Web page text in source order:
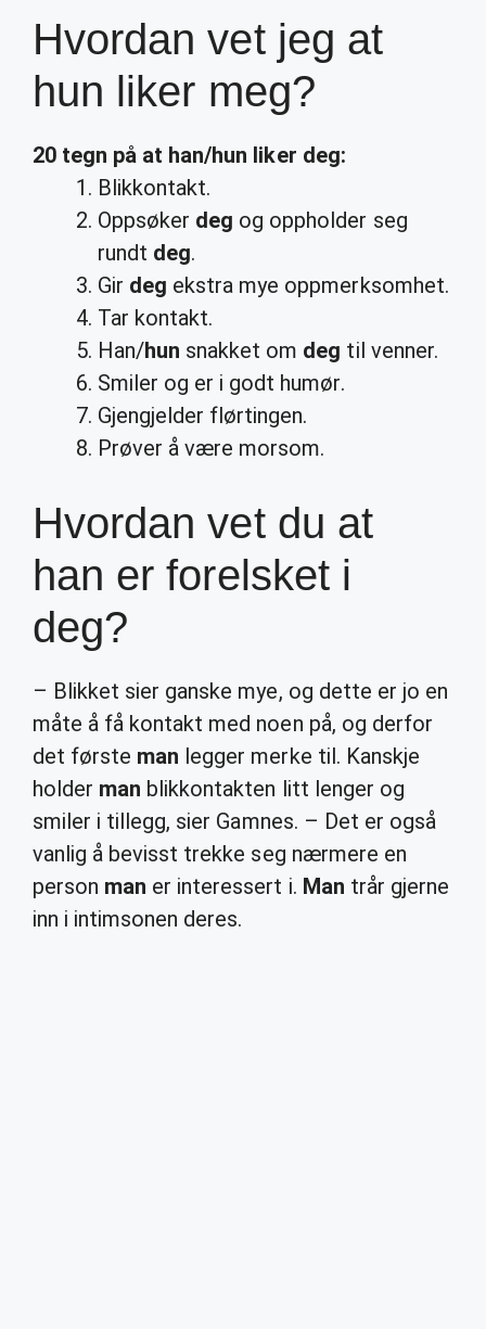
Hvordan vet jeg at
hun liker meg?
20 tegn på at han/hun liker deg:
Blikkontakt.
Oppsøker deg og oppholder seg
rundt deg.
Gir deg ekstra mye oppmerksomhet.
Tar kontakt.
Han/hun snakket om deg til venner.
Smiler og er i godt humør.
Gjengjelder flørtingen.
Prøver å være morsom.
Hvordan vet du at
han er forelsket i
deg?
– Blikket sier ganske mye, og dette er jo en
måte å få kontakt med noen på, og derfor
det første man legger merke til. Kanskje
holder man blikkontakten litt lenger og
smiler i tillegg, sier Gamnes. – Det er også
vanlig å bevisst trekke seg nærmere en
person man er interessert i. Man trår gjerne
inn i intimsonen deres.